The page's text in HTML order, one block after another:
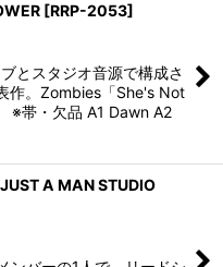
[RRP-2053]
とスタジオ音源で構成さ
作。Zombies「She's Not
※帯・欠品 A1 Dawn A2
A MAN STUDIO